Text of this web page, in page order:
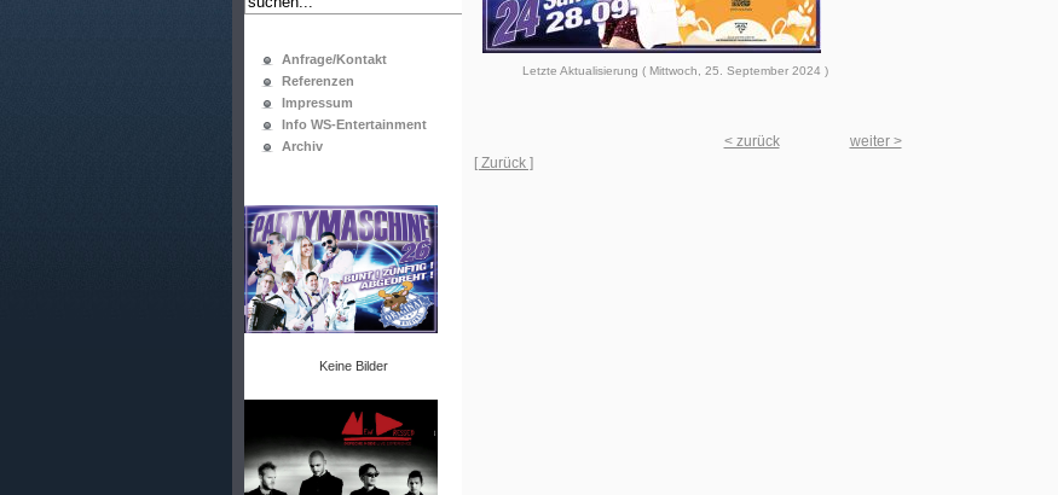
Anfrage/Kontakt
Referenzen
Impressum
Info WS-Entertainment
Archiv
Keine Bilder
Letzte Aktualisierung ( Mittwoch, 25. September 2024 )
< zurück
weiter >
[ Zurück ]